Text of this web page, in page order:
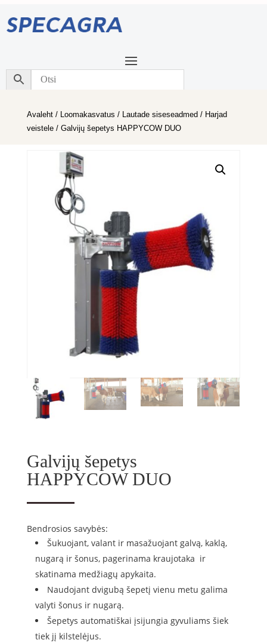
Avaleht/ Loomakasvatus / Lautade siseseadmed / Harjad
veistele/ Galvijų šepetys HAPPYCOW DUO
Galvijų šepetys
HAPPYCOW DUO
Bendrosios savybės:
Šukuojant, valant ir masažuojant galvą, kaklą,
nugarą ir šonus, pagerinama kraujotaka ir
skatinama medžiagų apykaita.
Naudojant dvigubą šepetį vienu metu galima
valyti šonus ir nugarą.
Šepetys automatiškai įsijungia gyvuliams šiek
tiek jį kilstelėjus.